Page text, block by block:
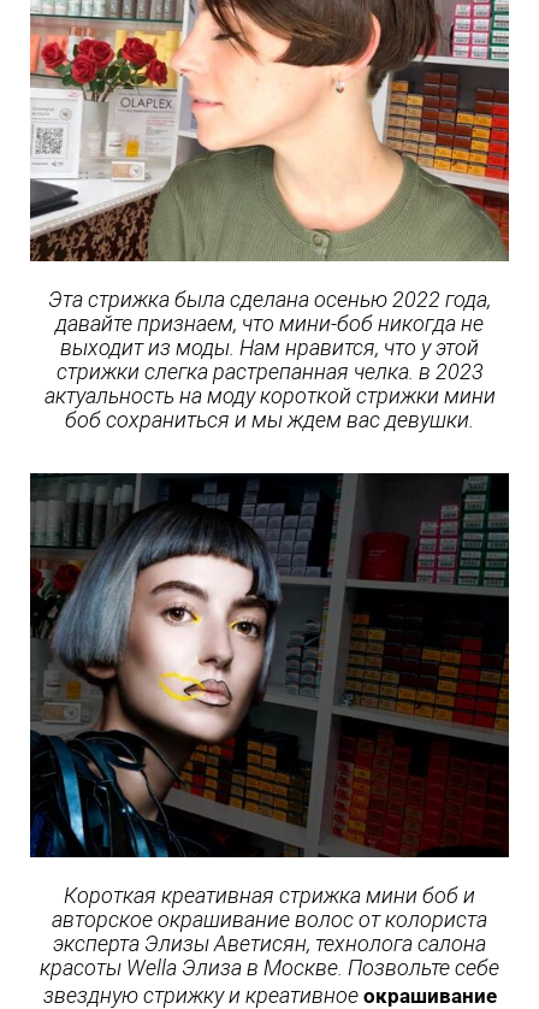
Эта стрижка была сделана осенью 2022 года,
давайте признаем, что мини-боб никогда не
выходит из моды. Нам нравится, что у этой
стрижки слегка растрепанная челка. в 2023
актуальность на моду короткой стрижки мини
боб сохраниться и мы ждем вас девушки.
Короткая креативная стрижка мини боб и
авторское окрашивание волос от колориста
эксперта Элизы Аветисян, технолога салона
красоты Wella Элиза в Москве. Позвольте себе
звездную стрижку и креативное окрашивание